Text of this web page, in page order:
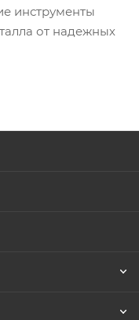
инструменты
от надежных